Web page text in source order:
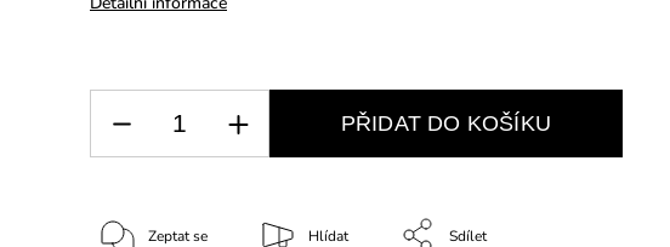
PŘIDAT DO KOŠÍKU
Zeptat se Hlídat Sdílet